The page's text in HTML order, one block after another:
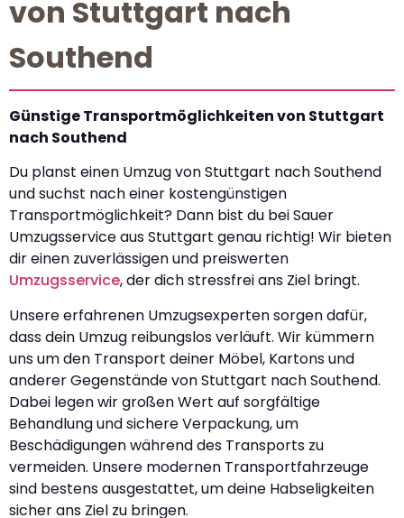
von Stuttgart nach
Southend
Günstige Transportmöglichkeiten von Stuttgart
nach Southend
Du planst einen Umzug von Stuttgart nach Southend
und suchst nach einer kostengünstigen
Transportmöglichkeit? Dann bist du bei Sauer
Umzugsservice aus Stuttgart genau richtig! Wir bieten
dir einen zuverlässigen und preiswerten
Umzugsservice, der dich stressfrei ans Ziel bringt.
Unsere erfahrenen Umzugsexperten sorgen dafür,
dass dein Umzug reibungslos verläuft. Wir kümmern
uns um den Transport deiner Möbel, Kartons und
anderer Gegenstände von Stuttgart nach Southend.
Dabei legen wir großen Wert auf sorgfältige
Behandlung und sichere Verpackung, um
Beschädigungen während des Transports zu
vermeiden. Unsere modernen Transportfahrzeuge
sind bestens ausgestattet, um deine Habseligkeiten
sicher ans Ziel zu bringen.